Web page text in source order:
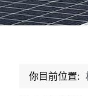
你目前位置: